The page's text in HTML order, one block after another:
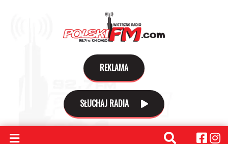
REKLAMA
SŁUCHAJ RADIA